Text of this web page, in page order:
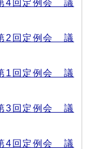
4回定例会 議
2回定例会 議
1回定例会 議
3回定例会 議
4回定例会 議